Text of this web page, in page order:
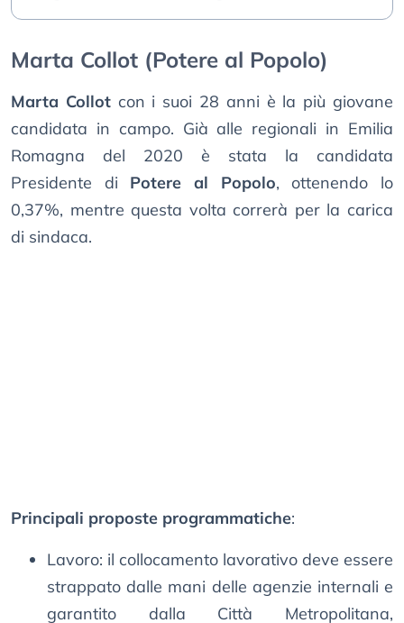
Marta Collot (Potere al Popolo)
Marta Collotcon i suoi 28 anni è la più giovane
candidata in campo. Già alle regionali in Emilia
Romagna del 2020 è stata la candidata
Presidente di Potere al Popolo, ottenendo lo
0,37%, mentre questa volta correrà per la carica
di sindaca.
Principali proposte programmatiche:
Lavoro: il collocamento lavorativo deve essere
strappato dalle mani delle agenzie internali e
garantito dalla Città Metropolitana,